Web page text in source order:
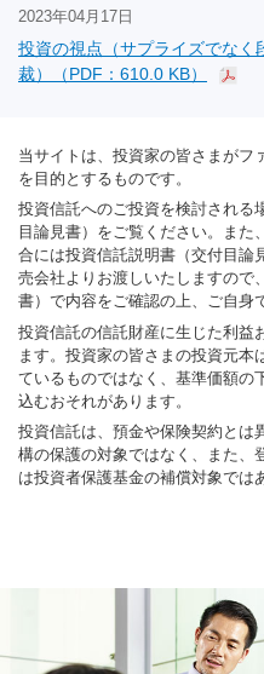
2023年04月17日
投資の視点（サプライズでな
裁）（PDF：610.0 KB）
当サイトは、投資家の皆さまがフ
を目的とするものです。
投資信託へのご投資を検討される
目論見書）をご覧ください。また
合には投資信託説明書（交付目論
売会社よりお渡しいたしますので
書）で内容をご確認の上、ご自身
投資信託の信託財産に生じた利益
ます。投資家の皆さまの投資元
ているものではなく、基準価額の
込むおそれがあります。
投資信託は、預金や保険契約とは
構の保護の対象ではなく、また、
は投資者保護基金の補償対象では